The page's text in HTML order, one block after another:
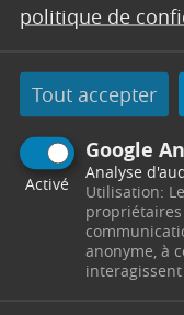
politique de
Tout accepter
Google
Activé
Analyse
Utilisation:
anonyme, à
interagissent